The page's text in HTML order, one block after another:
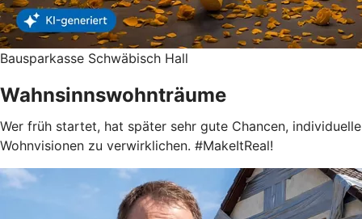
Bausparkasse Schwäbisch Hall
Wahnsinnswohnträume
Wer früh startet, hat später sehr gute Chancen, individuelle
Wohnvisionen zu verwirklichen. #MakeItReal!